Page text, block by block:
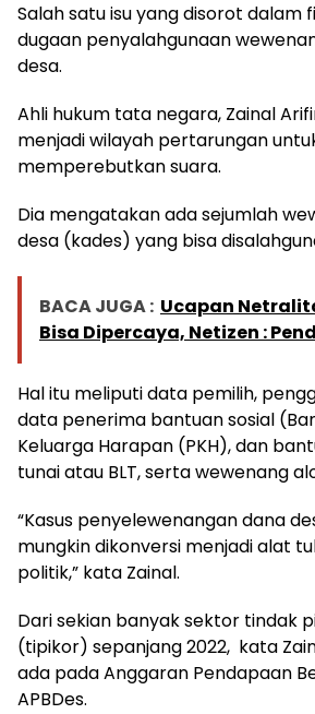
Salah satu isu yang disorot dalam
dugaan penyalahgunaan
desa.
Ahli hukum tata negara, Zainal
menjadi wilayah pertarungan
memperebutkan suara.
Dia mengatakan ada sejumlah
desa (kades) yang bisa
BACA JUGA : Ucapan
Bisa Dipercaya, Netizen :
Hal itu meliputi data pemilih,
data penerima bantuan sosial
Keluarga Harapan (PKH), dan
tunai atau BLT, serta wewenang
“Kasus penyelewenangan dana
mungkin dikonversi menjadi alat
politik,” kata Zainal.
Dari sekian banyak sektor tindak
(tipikor) sepanjang 2022, kata
ada pada Anggaran Pendapaan
APBDes.